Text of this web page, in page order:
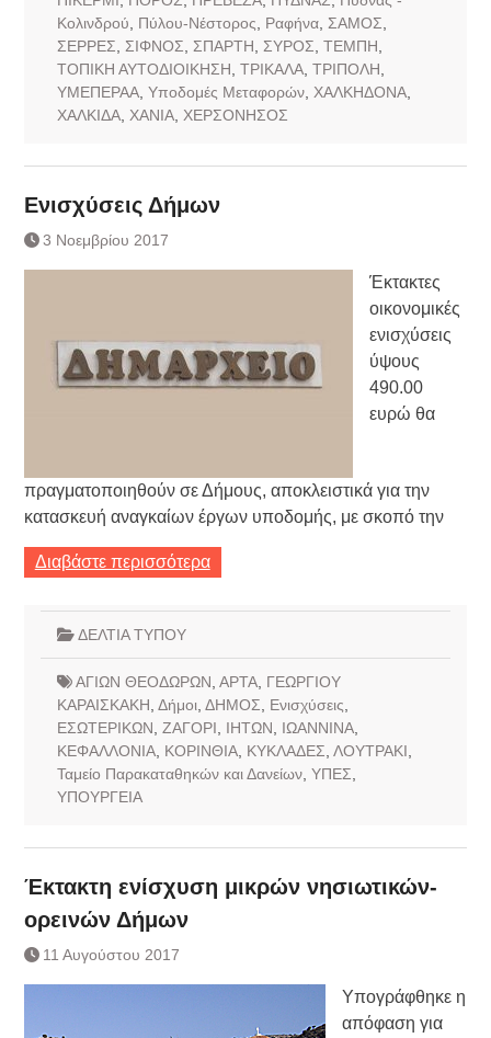
Κολινδρού
Πύλου-Νέστορος Ραφήνα, ΣΑΜΟΣ
ΣΕΡΡΕΣ
ΣΙΦΝΟΣ ΣΠΑΡΤΗ ΣΥΡΟΣ ΤΕΜΠΗ
ΤΟΠΙΚΗ ΑΥΤΟΔΙΟΙΚΗΣΗ ΤΡΙΚΑΛΑ, ΤΡΙΠΟΛΗ
ΥΜΕΠΕΡΑΑ, Υποδομές Μεταφορών, ΧΑΛΚΗΔΟΝΑ,
ΧΑΛΚΙΔΑ, ΧΑΝΙΑ, ΧΕΡΣΟΝΗΣΟΣ
Ενισχύσεις Δήμων
3 Νοεμβρίου 2017
Έκτακτες
οικονομικές
ενισχύσεις
ύψους
490.00
ευρώ θα
πραγματοποιηθούν σε Δήμους, αποκλειστικά για την
κατασκευή αναγκαίων έργων υποδομής, με σκοπό την
Διαβάστε περισσότερα
ΔΕΛΤΙΑ ΤΥΠΟΥ
ΑΓΙΩΝ ΘΕΟΔΩΡΩΝ ΑΡΤΑ, ΓΕΩΡΓΙΟΥ
ΚΑΡΑΙΣΚΑΚΗ Δήμοι, ΔΗΜΟΣ Ενισχύσεις
ΕΣΩΤΕΡΙΚΩΝ ΖΑΓΟΡΙ ΙΗΤΩΝ ΙΩΑΝΝΙΝΑ,
ΚΕΦΑΛΛΟΝΙΑ, ΚΟΡΙΝΘΙΑ, ΚΥΚΛΑΔΕΣ ΛΟΥΤΡΑΚΙ
Ταμείο Παρακαταθηκών και Δανείων, ΥΠΕΣ
ΥΠΟΥΡΓΕΙΑ
Έκτακτη ενίσχυση μικρών νησιωτικών-
ορεινών Δήμων
11 Αυγούστου 2017
Υπογράφθηκε η
απόφαση για